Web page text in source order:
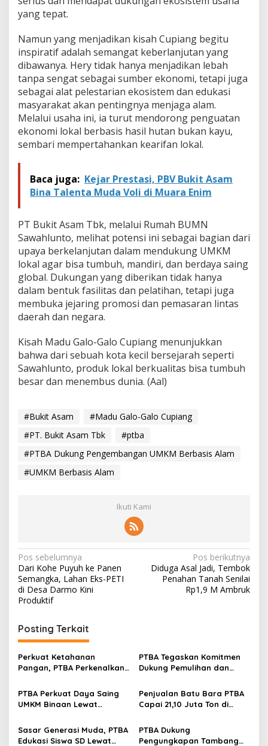
yang tepat.
Namun yang menjadikan kisah Cupiang begitu
inspiratif adalah semangat keberlanjutan yang
dibawanya. Hery tidak hanya menjadikan lebah
tanpa sengat sebagai sumber ekonomi, tetapi juga
sebagai alat pelestarian ekosistem dan edukasi
masyarakat akan pentingnya menjaga alam.
Melalui usaha ini, ia turut mendorong penguatan
ekonomi lokal berbasis hasil hutan bukan kayu,
sembari mempertahankan kearifan lokal.
Baca juga: Kejar Prestasi, PBV Bukit Asam
Bina Talenta Muda Voli di Muara Enim
PT Bukit Asam Tbk, melalui Rumah BUMN
Sawahlunto, melihat potensi ini sebagai bagian dari
upaya berkelanjutan dalam mendukung UMKM
lokal agar bisa tumbuh, mandiri, dan berdaya saing
global. Dukungan yang diberikan tidak hanya
dalam bentuk fasilitas dan pelatihan, tetapi juga
membuka jejaring promosi dan pemasaran lintas
daerah dan negara.
Kisah Madu Galo-Galo Cupiang menunjukkan
bahwa dari sebuah kota kecil bersejarah seperti
Sawahlunto, produk lokal berkualitas bisa tumbuh
besar dan menembus dunia. (Aal)
#Bukit Asam
#Madu Galo-Galo Cupiang
#PT. Bukit Asam Tbk
#ptba
#PTBA Dukung Pengembangan UMKM Berbasis Alam
#UMKM Berbasis Alam
Ikuti Kami
N
a
v
i
g
a
s
i
p
o
s
Pos sebelumnya
Dari Kohe Puyuh ke Panen
Semangka, Lahan Eks-PETI
di Desa Darmo Kini
Produktif
Pos berikutnya
Diduga Asal Jadi, Tembok
Penahan Tanah Senilai
Rp1,9 M Ambruk
Posting Terkait
Perkuat Ketahanan
Pangan, PTBA Perkenalkan
Inagritech 2026
PTBA Tegaskan Komitmen
Dukung Pemulihan dan
Sungai
PTBA Perkuat Daya Saing
UMKM Binaan Lewat
Festival 2026
Penjualan Batu Bara PTBA
Capai 21,10 Juta Ton di
Sasar Generasi Muda, PTBA
Edukasi Siswa SD Lewat
PTBA Dukung
Pengungkapan Tambang